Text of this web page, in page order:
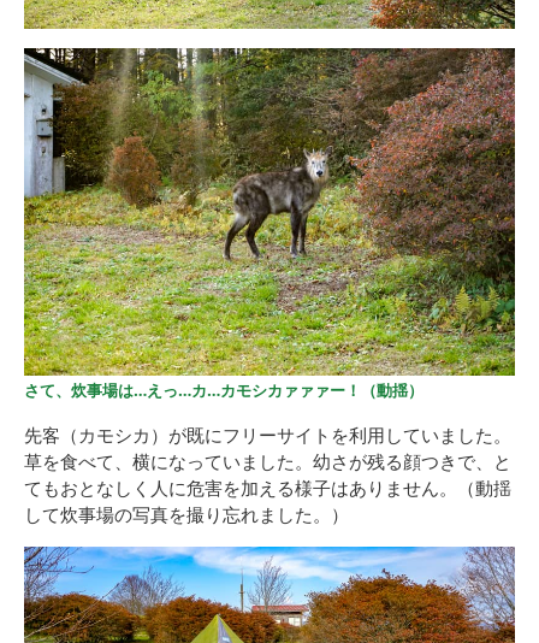
さて、炊事場は…えっ…カ…カモシカァァァー！（動揺）
先客（カモシカ）が既にフリーサイトを利用していました。
草を食べて、横になっていました。幼さが残る顔つきで、と
てもおとなしく人に危害を加える様子はありません。（動揺
して炊事場の写真を撮り忘れました。）